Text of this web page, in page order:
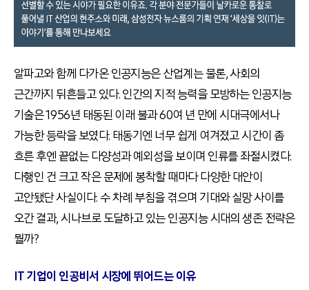
알파고와 함께 다가온 인공지능은 산업계는 물론, 사회의
근간까지 뒤흔들고 있다. 인간의 지적 능력을 모방하는 인공지능
기술은 1956년 태동된 이래 불과 60여 년 만에 시대극에서나
가능한 등락을 보였다. 태동기엔 너무 쉽게 여겨졌고 시간이 좀
흐른 후엔 끝없는 다양성과 예외성을 보이며 인류를 좌절시켰다.
다행인 건 크고 작은 문제에 봉착할 때마다 다양한 대안이
고안됐단 사실이다. 수 차례 부침을 겪으며 기대와 실망 사이를
오간 결과, 시나브로 도달하고 있는 인공지능 시대의 생존 전략은
뭘까?
IT 기업이 인공비서 시장에 뛰어드는 이유